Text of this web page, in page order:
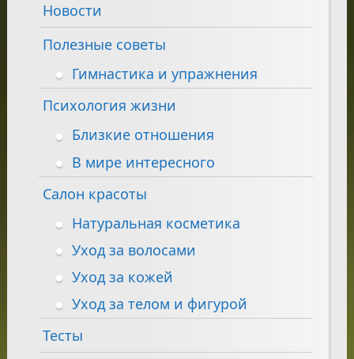
Новости
Полезные советы
Гимнастика и упражнения
Психология жизни
Близкие отношения
В мире интересного
Салон красоты
Натуральная косметика
Уход за волосами
Уход за кожей
Уход за телом и фигурой
Тесты